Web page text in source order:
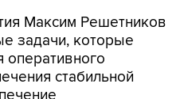
Максим Решетников
задачи, которые
стабильной